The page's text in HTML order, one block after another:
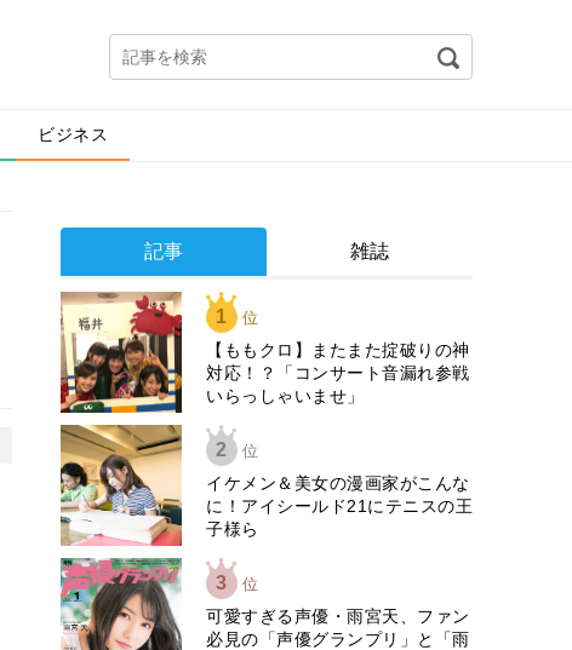
ビジネス
記事 雑誌
1 位
【ももクロ】またまた掟破りの神
対応！？「コンサート音漏れ参戦
いらっしゃいませ」
2 位
イケメン＆美女の漫画家がこんな
に！アイシールド21にテニスの王
子様ら
3 位
可愛すぎる声優・雨宮天、ファン
必見の「声優グランプリ」と「雨